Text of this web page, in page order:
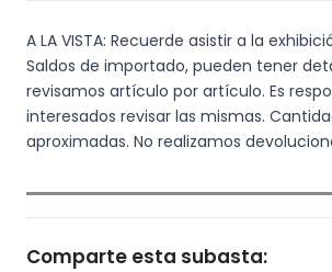
A LA VISTA: Recuerde asistir a la
Saldos de importado, pueden tener
revisamos artículo por artículo. Es
interesados revisar las mismas.
aproximadas. No realizamos
Comparte esta subasta: